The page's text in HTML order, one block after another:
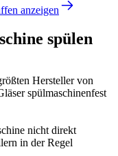
anzeigen
spülen
Hersteller von
spülmaschinenfest
nicht direkt
in der Regel